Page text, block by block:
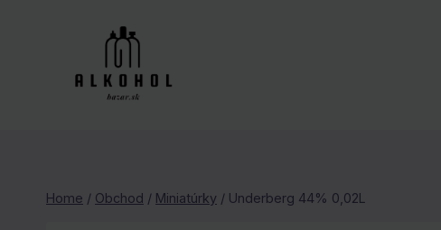
Home / Obchod / Miniatúrky / Underberg 44% 0,02L